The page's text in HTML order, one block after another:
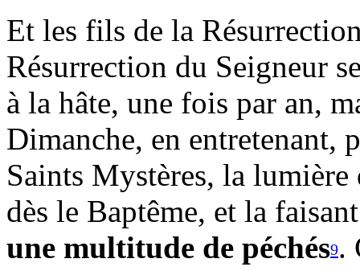
Et les fils de la
Résurrection du Seigneur
à la hâte, une fois par an,
Dimanche, en entretenant,
Saints Mystères, la lumière
dès le Baptême, et la
une multitude de péchés9.